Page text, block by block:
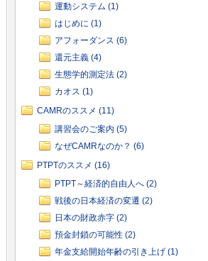
運動システム (1)
はじめに (1)
アフォーダンス (6)
還元主義 (4)
生態学的測定法 (2)
カオス (1)
CAMRのススメ (11)
講習会のご案内 (5)
なぜCAMRなのか？ (6)
PTPTのススメ (16)
PTPT～経済的自由人へ (2)
戦後の日本経済の変遷 (2)
日本の財政赤字 (2)
預金封鎖の可能性 (2)
年金支給開始年齢の引き上げ (1)